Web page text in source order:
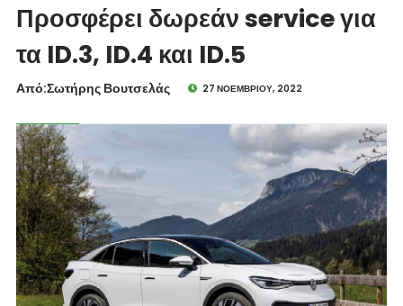
Προσφέρει δωρεάν service για
τα ID.3, ID.4 και ID.5
Από:Σωτήρης Βουτσελάς 27 ΝΟΕΜΒΡΊΟΥ, 2022